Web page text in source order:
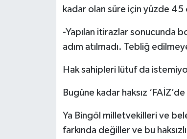
kadar olan süre için yüzde 45
-Yapılan itirazlar sonucunda
adım atılmadı. Tebliğ
Hak sahipleri lütuf da
Bugüne kadar haksız
Ya Bingöl milletvekilleri ve
farkında değiller ve bu